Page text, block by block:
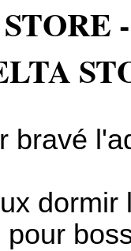
bravé
pour